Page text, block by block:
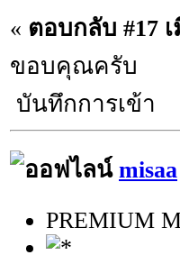
« ตอบกลับ #17
ขอบคุณครับ
บันทึกการเข้า
misaa
PREMIUM